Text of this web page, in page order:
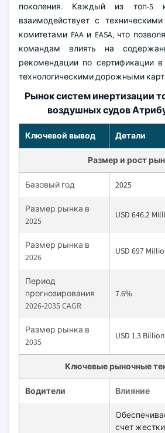
поколения. Каждый из топ-5
взаимодействует с
комитетами FAA и EASA, что
командам влиять на
рекомендации по сертификации в
технологическими дорожными
Рынок систем инертизации
воздушных судов
Ключевой вывод Детали
Размер и рост
Базовый год 2025
Размер рынка в
2025
USD 646.2
Размер рынка в
2026
USD 697
Период
прогнозирования
2026-2035 CAGR
7.6%
Размер рынка в
2035
USD 1.3 Billion
Ключевые рыночные
Водители Влияние
счет